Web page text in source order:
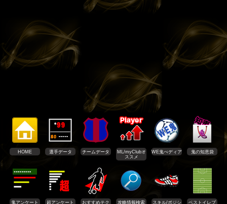
HOME 選手データ チームデータ
ML/myClubオ
ススメ
WE鬼ぺディア 鬼の知恵袋
鬼アンケート 超アンケート
おすすめテク
攻略情報検索
スキル/ポジシ
ベストイレブ